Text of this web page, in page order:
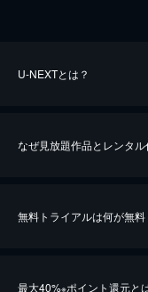
U-NEXTとは？
なぜ見放題作品とレンタル
無料トライアルは何が無料
最大40%※ポイント還元と